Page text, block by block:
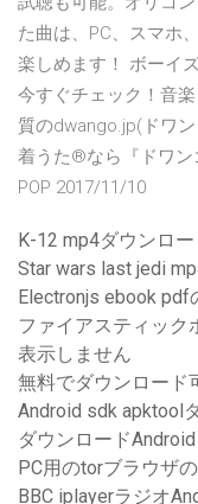
た曲は、PC、スマホ
楽しめます！ ボーイ
今すぐチェック！音
質のdwango.jp(ドワ
着うた®なら『ドワン
POP 2017/11/10
K-12 mp4ダウンロー
Star wars last jedi
Electronjs ebook pdf
ファイアスティック
表示しません
無料でダウンロード
Android sdk apktool
ダウンロード
PC用のtorブラウザ
BBC iplayerラジオ